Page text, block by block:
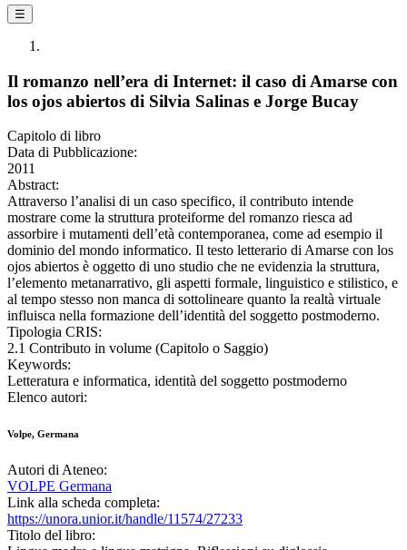
☰
Il romanzo nell’era di Internet: il caso di Amarse con
los ojos abiertos di Silvia Salinas e Jorge Bucay
Capitolo di libro
Data di Pubblicazione:
2011
Abstract:
Attraverso l’analisi di un caso specifico, il contributo intende
mostrare come la struttura proteiforme del romanzo riesca ad
assorbire i mutamenti dell’età contemporanea, come ad esempio il
dominio del mondo informatico. Il testo letterario di Amarse con los
ojos abiertos è oggetto di uno studio che ne evidenzia la struttura,
l’elemento metanarrativo, gli aspetti formale, linguistico e stilistico, e
al tempo stesso non manca di sottolineare quanto la realtà virtuale
influisca nella formazione dell’identità del soggetto postmoderno.
Tipologia CRIS:
2.1 Contributo in volume (Capitolo o Saggio)
Keywords:
Letteratura e informatica, identità del soggetto postmoderno
Elenco autori:
Volpe, Germana
Autori di Ateneo:
VOLPE Germana
Link alla scheda completa:
https://unora.unior.it/handle/11574/27233
Titolo del libro: